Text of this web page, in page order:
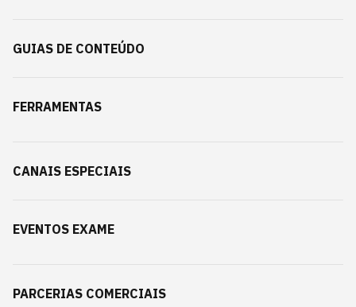
GUIAS DE CONTEÚDO
FERRAMENTAS
CANAIS ESPECIAIS
EVENTOS EXAME
PARCERIAS COMERCIAIS